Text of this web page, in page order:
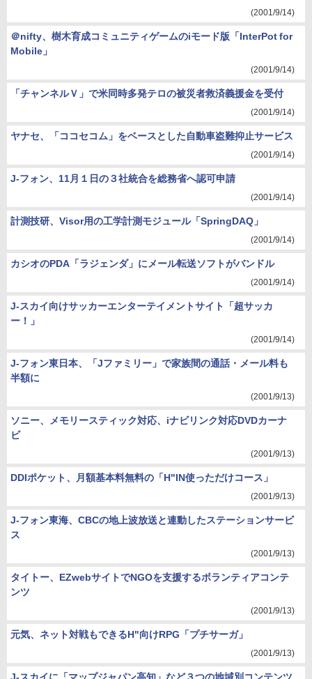
(2001/9/14)
＠nifty、樹木育成コミュニティゲームのiモード版「InterPot for
Mobile」
(2001/9/14)
「チャンネルＶ」で米同時多発テロの被災者救済義援金を受付
(2001/9/14)
ヤナセ、「ココセコム」をベースとした自動車盗難抑止サービス
(2001/9/14)
J-フォン、11月１日の３社統合を総務省へ認可申請
(2001/9/14)
計測技研、Visor用の工学計測モジュール「SpringDAQ」
(2001/9/14)
カシオのPDA「ラジェンダ」にメール転送ソフトがバンドル
(2001/9/14)
J-スカイ向けサッカーエンターテイメントサイト「超サッカ
ー！」
(2001/9/14)
J-フォン東日本、「Jファミリー」で家族間の通話・メール料も
半額に
(2001/9/13)
ソニー、メモリースティック対応、iナビリンク対応DVDカーナ
ビ
(2001/9/13)
DDIポケット、月額基本料無料の「H"IN使っただけコース」
(2001/9/13)
J-フォン東海、CBCの地上波放送と連動したステーションサービ
ス
(2001/9/13)
タイトー、EZwebサイトでNGOを支援するボランティアコンテ
ンツ
(2001/9/13)
元気、ネット対戦もできるH"向けRPG「プチサーガ」
(2001/9/13)